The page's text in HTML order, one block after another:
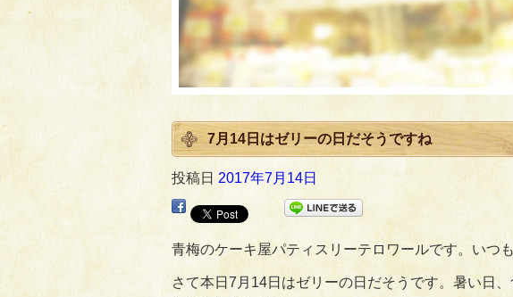
7月14日はゼリーの日だそうですね
投稿日 2017年7月14日
青梅のケーキ屋パティスリーテロワールです。いつ
さて本日7月14日はゼリーの日だそうです。暑い日